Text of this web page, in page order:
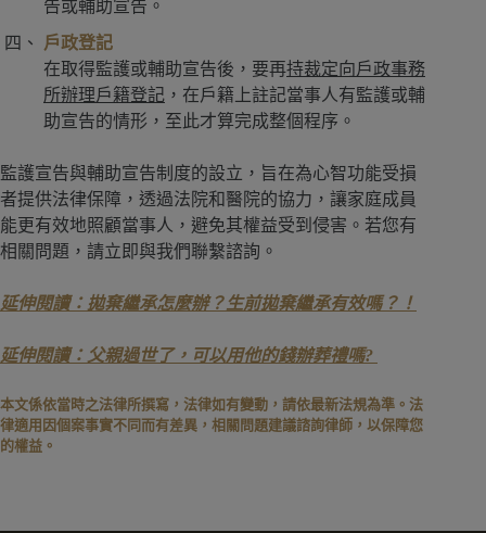
告或輔助宣告。
戶政登記
在取得監護或輔助宣告後，要再持裁定向戶政事務
所辦理戶籍登記 ，在戶籍上註記當事人有監護或輔
助宣告的情形，至此才算完成整個程序。
監護宣告與輔助宣告制度的設立，旨在為心智功能受損
者提供法律保障，透過法院和醫院的協力，讓家庭成員
能更有效地照顧當事人，避免其權益受到侵害。若您有
相關問題，請立即與我們聯繫諮詢。
延伸閱讀：拋棄繼承怎麼辦？生前拋棄繼承有效嗎？！
延伸閱讀：父親過世了，可以用他的錢辦葬禮嗎?
本文係依當時之法律所撰寫，法律如有變動，請依最新法規為準。法
律適用因個案事實不同而有差異，相關問題建議諮詢律師，以保障您
的權益。